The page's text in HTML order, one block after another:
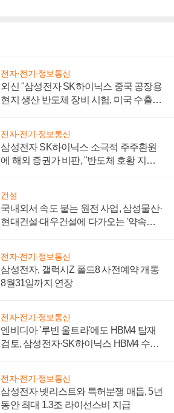
전자·전기·정보통신
외신 "삼성전자 SK하이닉스 중국 공장용
현지 생산 반도체 장비 시험, 미국 수출통
전자·전기·정보통신
삼성전자 SK하이닉스 소극적 주주환원
에 해외 증권가 비판, "반도체 호황 지속
건설
국내외서 속도 붙는 원전 사업, 삼성물산·
현대건설·대우건설에 다가오는 '약속의
전자·전기·정보통신
삼성전자, 갤럭시Z 폴드8 사전예약 개통
8월31일까지 연장
전자·전기·정보통신
엔비디아 '루빈 울트라'에도 HBM4 탑재
검토, 삼성전자·SK하이닉스 HBM4 수율
전자·전기·정보통신
삼성전자 넷리스트와 특허분쟁 매듭, 5년
동안 최대 1.3조 라이선스비 지급